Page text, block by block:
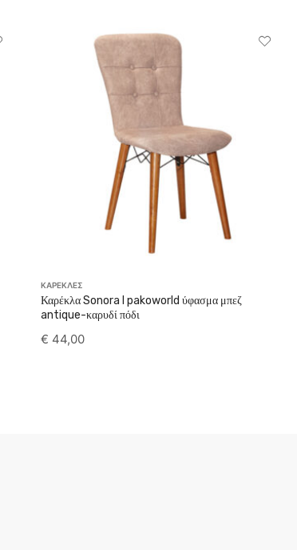
ΚΑΡΕΚΛΕΣ
Καρέκλα Sonora I pakoworld ύφασμα μπεζ
antique-καρυδί πόδι
€ 44,00